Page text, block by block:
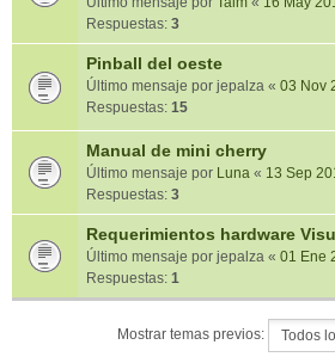
Respuestas: 3
Pinball del oeste
Último mensaje por jepalza « 03 Nov
Respuestas: 15
Manual de mini cherry
Último mensaje por Luna « 13 Sep
Respuestas: 3
Requerimientos hardware
Último mensaje por jepalza « 01 Ene
Respuestas: 1
Mostrar temas previos: